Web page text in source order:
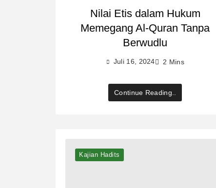
Nilai Etis dalam Hukum
Memegang Al-Quran Tanpa
Berwudlu
Juli 16, 2024 2 Mins
Continue Reading..
Kajian Hadits